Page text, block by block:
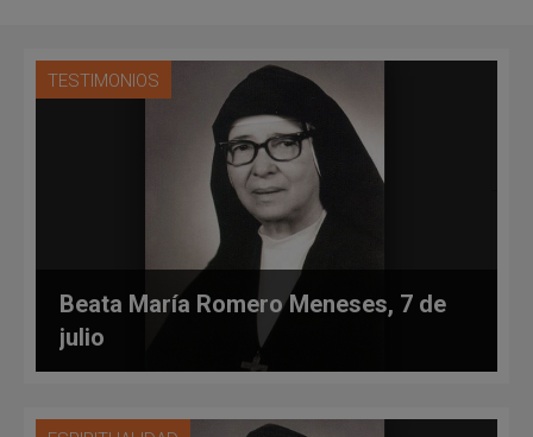
TESTIMONIOS
Beata María Romero Meneses, 7 de
julio